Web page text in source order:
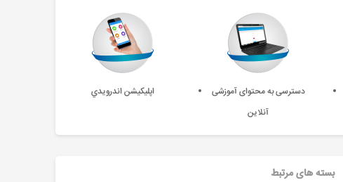
دسترسی به محتوای آموزشی
آنلاین
اپليکيشن اندرويدي
بسته های مرتبط